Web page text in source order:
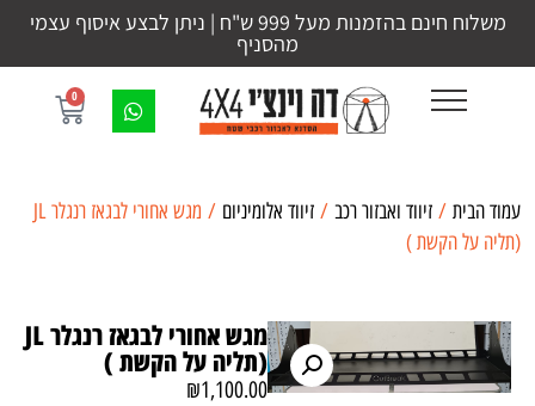
משלוח חינם בהזמנות מעל 999 ש"ח | ניתן לבצע איסוף עצמי
מהסניף
0
עמוד הבית / זיווד ואבזור רכב / זיווד אלומיניום
/ מגש אחורי לבגאז רנגלר JL
(תליה על הקשת )
מגש אחורי לבגאז רנגלר JL
(תליה על הקשת )
₪1,100.00